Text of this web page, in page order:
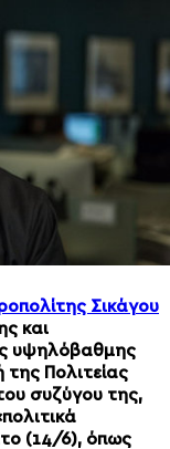
Σικάγου
και
υψηλόβαθμης
Πολιτείας
συζύγου της,
(14/6), όπως